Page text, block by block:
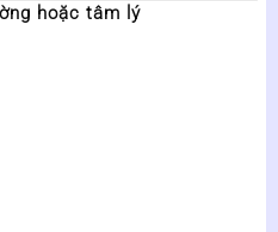
hoặc tâm lý